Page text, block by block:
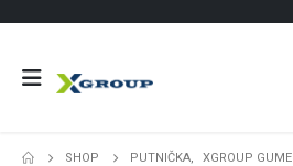
SHOP PUTNIČKA,
XGROUP GUME